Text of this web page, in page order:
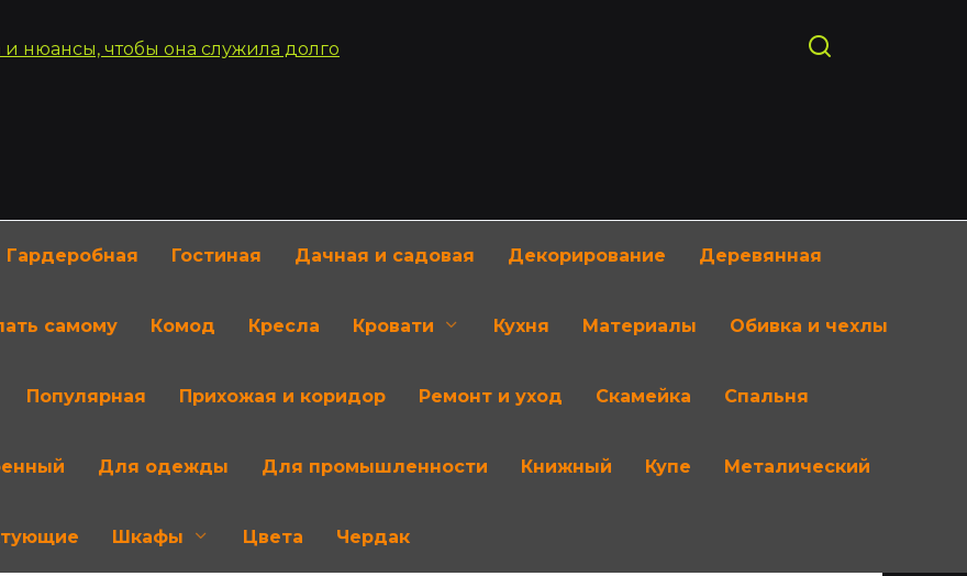
Гардеробная Гостиная Дачная и садовая Декорирование Деревянная
самому Комод Кресла Кровати Кухня Материалы Обивка и чехлы
Популярная Прихожая и коридор Ремонт и уход Скамейка Спальня
Для одежды Для промышленности Книжный Купе Металический
Шкафы Цвета Чердак